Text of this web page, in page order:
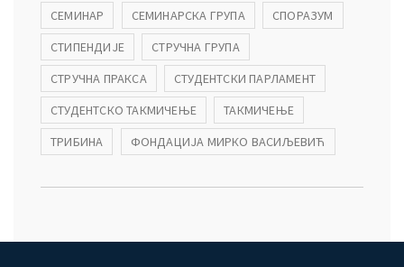
СЕМИНАР
СЕМИНАРСКА ГРУПА
СПОРАЗУМ
СТИПЕНДИЈЕ
СТРУЧНА ГРУПА
СТРУЧНА ПРАКСА
СТУДЕНТСКИ ПАРЛАМЕНТ
СТУДЕНТСКО ТАКМИЧЕЊЕ
ТАКМИЧЕЊЕ
ТРИБИНА
ФОНДАЦИЈА МИРКО ВАСИЉЕВИЋ